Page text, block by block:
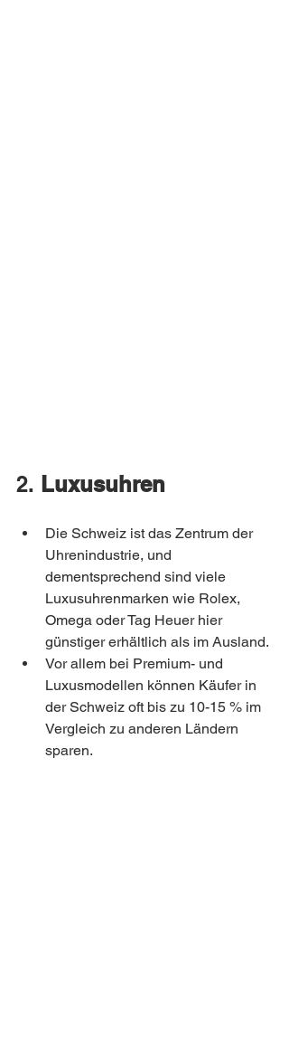
2. Luxusuhren
Die Schweiz ist das Zentrum der
Uhrenindustrie, und
dementsprechend sind viele
Luxusuhrenmarken wie Rolex,
Omega oder Tag Heuer hier
günstiger erhältlich als im Ausland.
Vor allem bei Premium- und
Luxusmodellen können Käufer in
der Schweiz oft bis zu 10-15 % im
Vergleich zu anderen Ländern
sparen.